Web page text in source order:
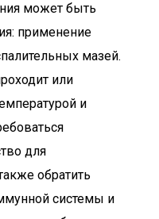
может быть
применение
мазей.
или
и
для
обратить
системы и